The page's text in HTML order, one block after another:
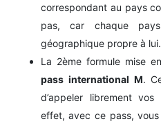
correspondant au pays
pas, car chaque
géographique propre à lui.
La 2ème formule mise
pass international M.
d’appeler librement
effet, avec ce pass, vous